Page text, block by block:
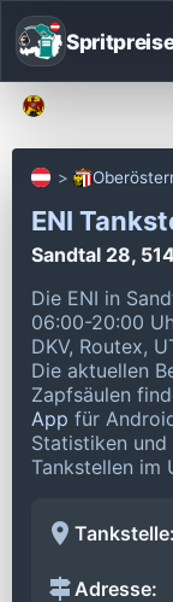
ENI
Sandtal 28,
Die ENI in
06:00-20:00
DKV, Routex,
Die aktuellen
Zapfsäulen
App für
Statistiken und
Tankstellen im
Tankstelle:
Adresse: